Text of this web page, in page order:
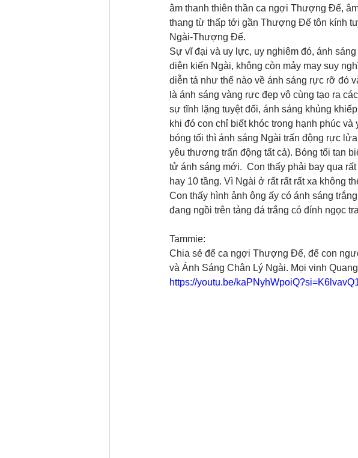
âm thanh thiên thần ca ngợi Thượng Đế,
thang từ thấp tới gần Thượng Đế tôn kính
Ngài-Thượng Đế.
Sự vĩ đại và uy lực, uy nghiêm đó, ánh
diện kiến Ngài, không còn mảy may suy
diễn tả như thế nào về ánh sáng rực rỡ đó
là ánh sáng vàng rực đẹp vô cùng tạo ra
sự tĩnh lặng tuyệt đối, ánh sáng khủng
khi đó con chỉ biết khóc trong hạnh phúc
bóng tối thì ánh sáng Ngài trấn động rực
yêu thương trấn động tất cả). Bóng tối tan
tử ánh sáng mới.  Con thấy phải bay qua
hay 10 tầng. Vì Ngài ở rất rất rất xa không
Con thấy hình ảnh ông ấy có ánh sáng
đang ngồi trên tảng đá trắng có đính ngọc
Tammie:
Chia sẻ để ca ngợi Thượng Đế, để con
và Ánh Sáng Chân Lý Ngài. Mọi vinh
https://youtu.be/